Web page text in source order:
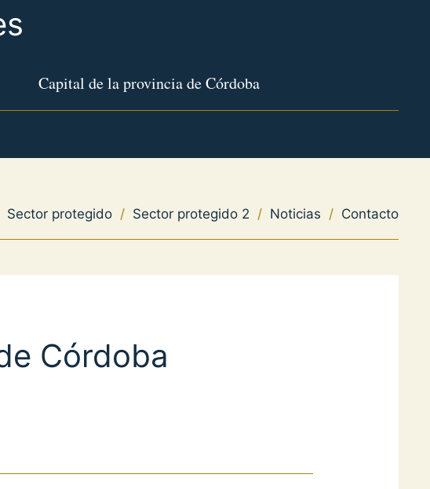
Capital de la provincia de Córdoba
Sector protegido / Sector protegido 2 / Noticias / Contacto
Córdoba